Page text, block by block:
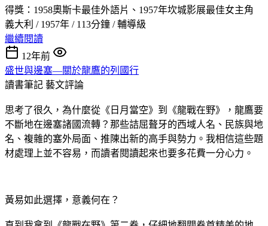
得獎：1958奧斯卡最佳外語片、1957年坎城影展最佳女主角
義大利 / 1957年 / 113分鐘 / 輔導級
繼續閱讀
12年前
盛世與邊塞—關於龍鷹的列國行
讀書筆記 藝文評論
思考了很久，為什麼從《日月當空》到《龍戰在野》，龍鷹要
不斷地在邊塞諸國流轉？那些詰屈聱牙的西域人名、民族與地
名、複雜的塞外局面、推陳出新的高手與勢力。我相信這些題
材處理上並不容易，而讀者閱讀起來也要多花費一分心力。
黃易如此選擇，意義何在？